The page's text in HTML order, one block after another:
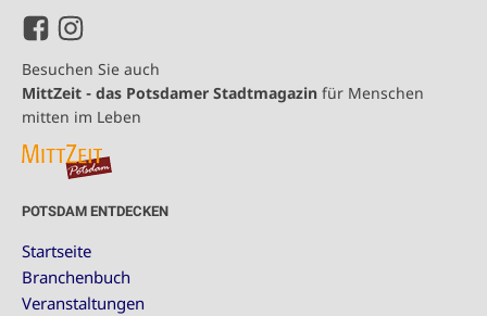
Besuchen Sie auch
MittZeit - das Potsdamer Stadtmagazin für Menschen
mitten im Leben
POTSDAM ENTDECKEN
Startseite
Branchenbuch
Veranstaltungen